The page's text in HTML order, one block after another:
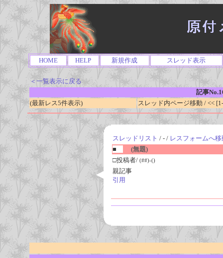
HOME HELP 新規作成 スレッド表示
＜一覧表示に戻る
記事
(最新レス5件表示)
スレッド内ページ移動 / <<
スレッドリスト / - / レスフォームへ移
■
(無題)
□投稿者/ (##)-()
親記事
引用